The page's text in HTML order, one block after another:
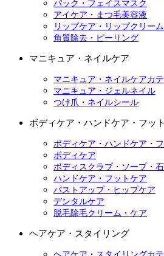
パック・フェイスマスク
アイケア・まつ毛美容液
リップケア・リップクリーム
角質除去・ピーリング
マニキュア・ネイルケア
マニキュア・ネイルケアカ
マニキュア・ジェルネイル
つけ爪・ネイルシール
ボディケア・ハンドケア・フッ
ボディケア・ハンドケア・
ボディケア
ボディスクラブ・ソープ・
ハンドケア・フットケア
バストアップ・ヒップケア
デンタルケア
脱毛除毛クリーム・ケア
ヘアケア・スタイリング